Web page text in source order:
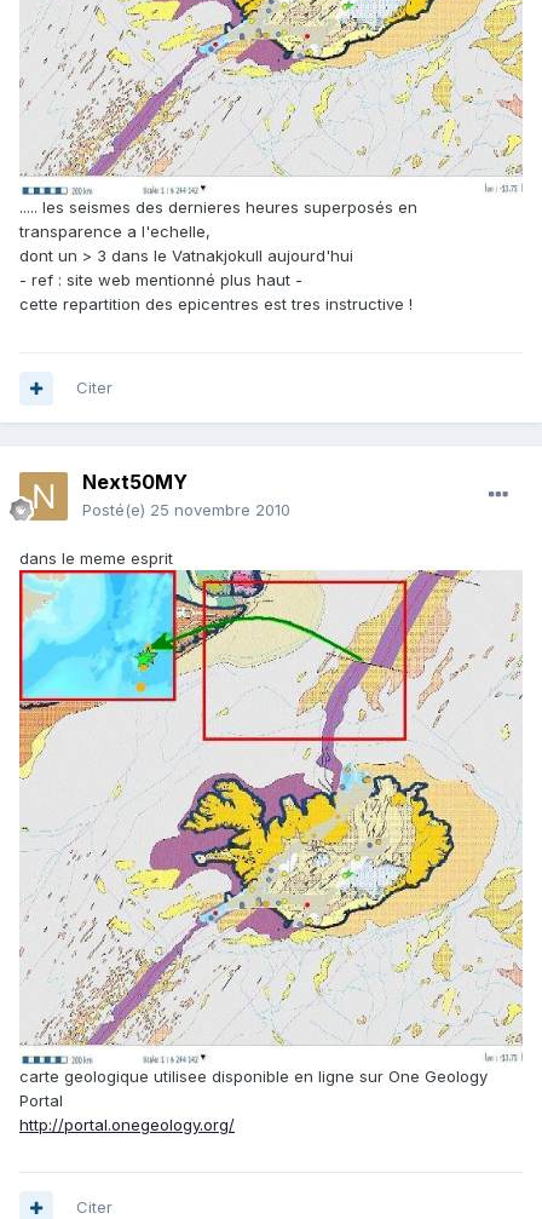
..... les seismes des dernieres heures superposés en
transparence a l'echelle,
dont un > 3 dans le Vatnakjokull aujourd'hui
- ref : site web mentionné plus haut -
cette repartition des epicentres est tres instructive !
Citer
Next50MY
Posté(e) 25 novembre 2010
dans le meme esprit
carte geologique utilisee disponible en ligne sur One Geology
Portal
http://portal.onegeology.org/
Citer